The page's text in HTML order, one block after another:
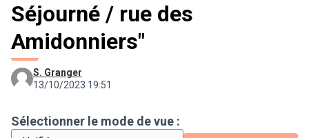
Séjourné / rue des
Amidonniers"
S. Granger
13/10/2023 19:51
Sélectionner le mode de vue :